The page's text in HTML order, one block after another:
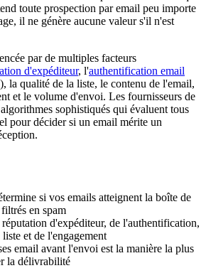
toute prospection par email peu importe
il ne génère aucune valeur s'il n'est
par de multiples facteurs
d'expéditeur, l'authentification email
qualité de la liste, le contenu de l'email,
et le volume d'envoi. Les fournisseurs de
sophistiqués qui évaluent tous
pour décider si un email mérite un
si vos emails atteignent la boîte de
en spam
d'expéditeur, de l'authentification,
et de l'engagement
email avant l'envoi est la manière la plus
la délivrabilité